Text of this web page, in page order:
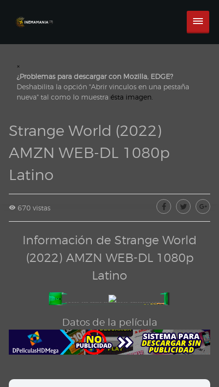
×
¿Problemas para descargar con Mozilla, EDGE?
Deshabilita la opción "Abrir vinculos en una pestaña
nueva" tal como lo muestra ésta imagen.
Strange World (2022)
AMZN WEB-DL 1080p
Latino
670 vistas
Información de Strange World
(2022) AMZN WEB-DL 1080p
Latino
Datos de la película